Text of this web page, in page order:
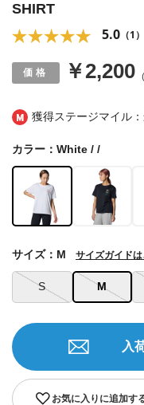
獲得ステージマイル
SHIRT
5.0 （1）
￥2,200
カラー：White / /
S M
サイズ：M サイズガイドは
お気に入りに追加す
入